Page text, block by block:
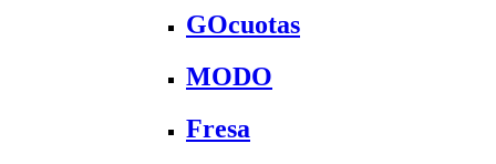
GOcuotas
MODO
Fresa